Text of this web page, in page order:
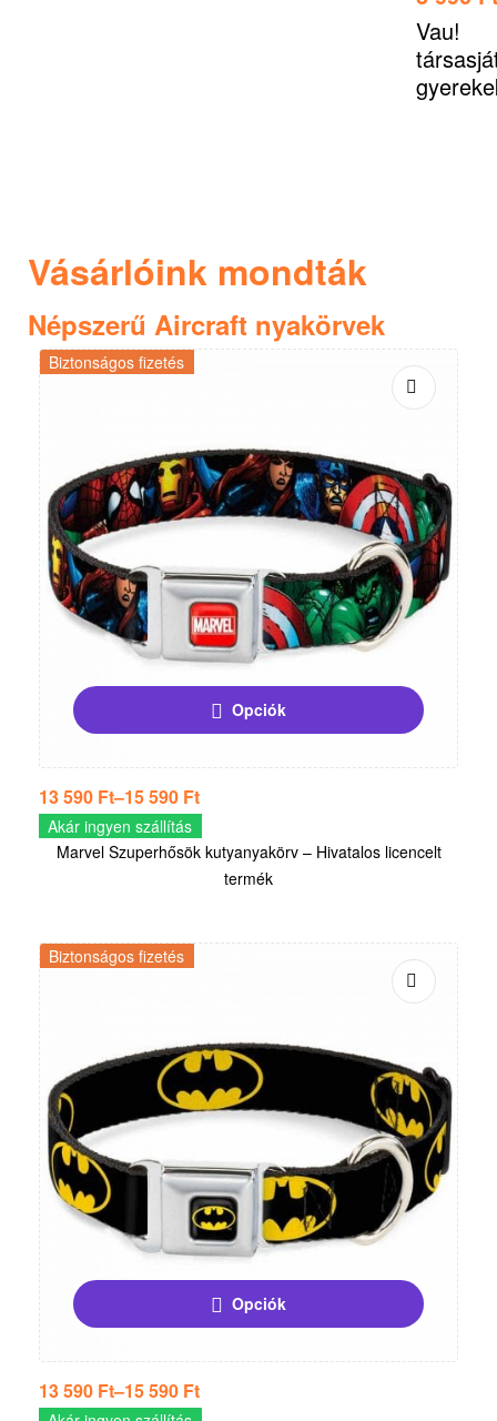
Vau!
Vásárlóink mondták
Népszerű Aircraft nyakörvek
Biztonságos fizetés
Opciók
13 590 Ft–15 590 Ft
Akár ingyen szállítás
Marvel Szuperhősök kutyanyakörv – Hivatalos licencelt
termék
Biztonságos fizetés
Opciók
13 590 Ft–15 590 Ft